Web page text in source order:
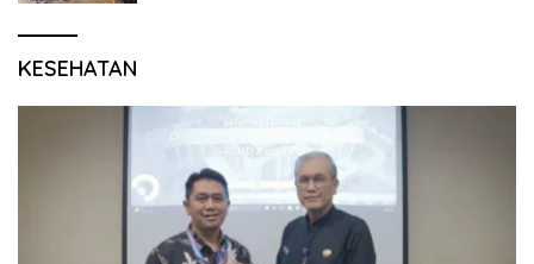
KESEHATAN